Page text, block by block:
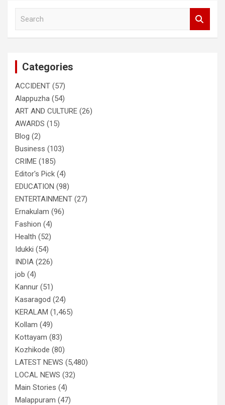
Categories
ACCIDENT (57)
Alappuzha (54)
ART AND CULTURE (26)
AWARDS (15)
Blog (2)
Business (103)
CRIME (185)
Editor's Pick (4)
EDUCATION (98)
ENTERTAINMENT (27)
Ernakulam (96)
Fashion (4)
Health (52)
Idukki (54)
INDIA (226)
job (4)
Kannur (51)
Kasaragod (24)
KERALAM (1,465)
Kollam (49)
Kottayam (83)
Kozhikode (80)
LATEST NEWS (5,480)
LOCAL NEWS (32)
Main Stories (4)
Malappuram (47)